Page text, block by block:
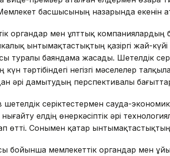
басшысының назарында екенін
органдар мен ұлттық компаниялардың
ынтымақтастықтың қазіргі жай-
туралы баяндама жасады. Шетелдік
тәртібіндегі негізгі мәселелер
әрі дамытудың перспективалы
шетелдік серіктестермен сауда-
елдің өнеркәсіптік әрі
өтті. Сонымен қатар
бойынша мемлекеттік органдар мен